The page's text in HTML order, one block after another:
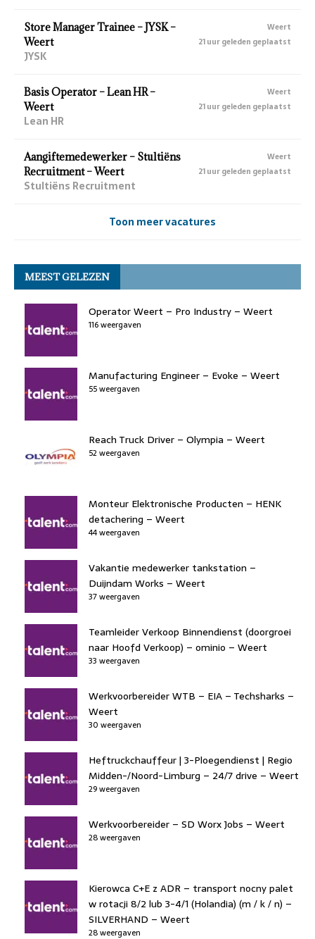
Store Manager Trainee – JYSK –
Weert
JYSK
Weert
21 uur geleden geplaatst
Basis Operator – Lean HR –
Weert
Lean HR
Weert
21 uur geleden geplaatst
Aangiftemedewerker – Stultiëns
Recruitment – Weert
Stultiëns Recruitment
Weert
21 uur geleden geplaatst
Toon meer vacatures
MEEST GELEZEN
Operator Weert – Pro Industry – Weert
116 weergaven
Manufacturing Engineer – Evoke – Weert
55 weergaven
Reach Truck Driver – Olympia – Weert
52 weergaven
Monteur Elektronische Producten – HENK
detachering – Weert
44 weergaven
Vakantie medewerker tankstation –
Duijndam Works – Weert
37 weergaven
Teamleider Verkoop Binnendienst (doorgroei
naar Hoofd Verkoop) – ominio – Weert
33 weergaven
Werkvoorbereider WTB – EIA – Techsharks –
Weert
30 weergaven
Heftruckchauffeur | 3-Ploegendienst | Regio
Midden-/Noord-Limburg – 24/7 drive – Weert
29 weergaven
Werkvoorbereider – SD Worx Jobs – Weert
28 weergaven
Kierowca C+E z ADR – transport nocny palet
w rotacji 8/2 lub 3-4/1 (Holandia) (m / k / n) –
SILVERHAND – Weert
28 weergaven